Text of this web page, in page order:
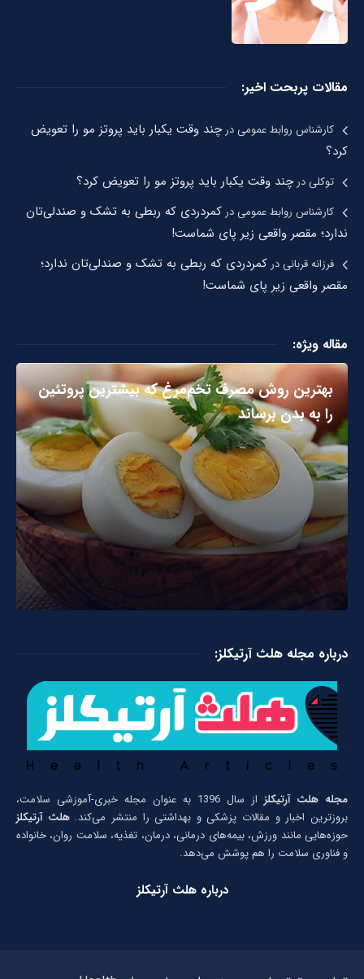
مقالات پربحت اخیر:
کارشناس روابط عمومیدرچند وقت یکبار باید پروتز مو را تعویض
کرد؟
توکلیدرچند وقت یکبار باید پروتز مو را تعویض کرد؟
کارشناس روابط عمومیدر کمردردی که ربطی به تشک و صندلی‌تان
ندارد؛ مقصر واقعی زیر پای شماست!
فرزانه قربانیدر کمردردی که ربطی به تشک و صندلی‌تان ندارد؛
مقصر واقعی زیر پای شماست!
مقاله ویژه:
بهترین روش مصرف تخم‌مرغ که بیشترین پروتئین
را به بدن برساند
درباره مجله هلث آرتیکلز:
مجله هلث آرتیکلز
از سال 1396 به عنوان مجله خبری-آموزشی سلامت،
بروزترین اخبار و مقالات پزشکی و بهداشتی را منتشر می‌کند.هلث آرتیکلز
حوزه‌هایی مانند ورزش، بیمه‌های درمانی، درمان، تغذیه، سلامت روان، خانواده
و فناوری سلامت را هم پوشش می‌دهد.
درباره هلث آرتیکلز